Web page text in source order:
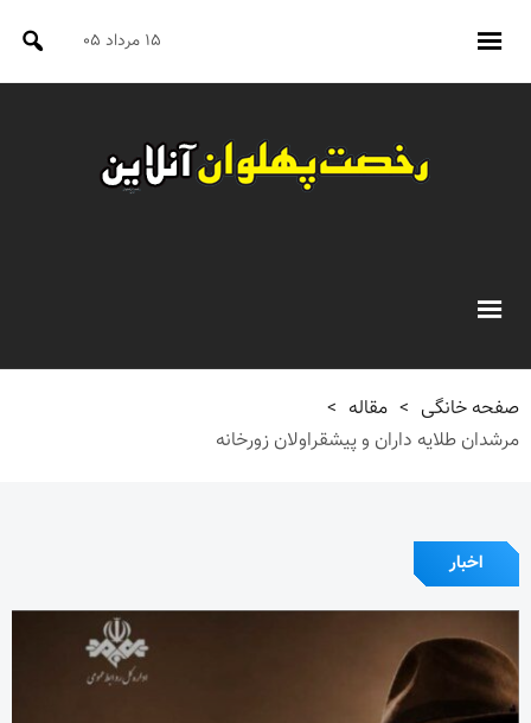
۱۵ مرداد ۰۵
صفحه خانگی > مقاله >
مرشدان طلایه داران و پیشقراولان زورخانه
اخبار